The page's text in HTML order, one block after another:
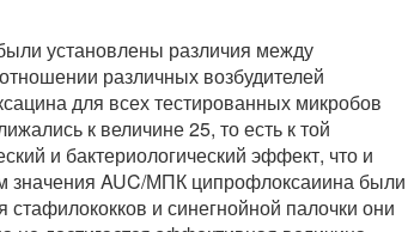
установлены различия между
различных возбудителей
для всех тестированных микробов
к величине 25, то есть к той
и бактериологический эффект, что и
значения AUC/МПК ципрофлоксаиина были
стафилококков и синегнойной палочки они